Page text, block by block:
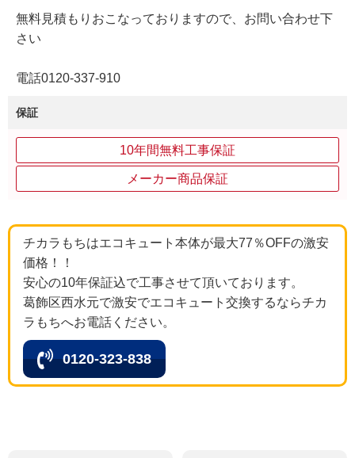
無料見積もりおこなっておりますので、お問い合わせ下
さい
電話0120-337-910
保証
10年間無料工事保証
メーカー商品保証
チカラもちはエコキュート本体が最大77％OFFの激安
価格！！
安心の10年保証込で工事させて頂いております。
葛飾区西水元で激安でエコキュート交換するならチカ
ラもちへお電話ください。
0120-323-838